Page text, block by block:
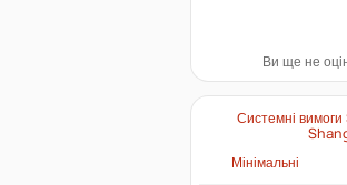
Ви ще не
Системні
Мінімальні